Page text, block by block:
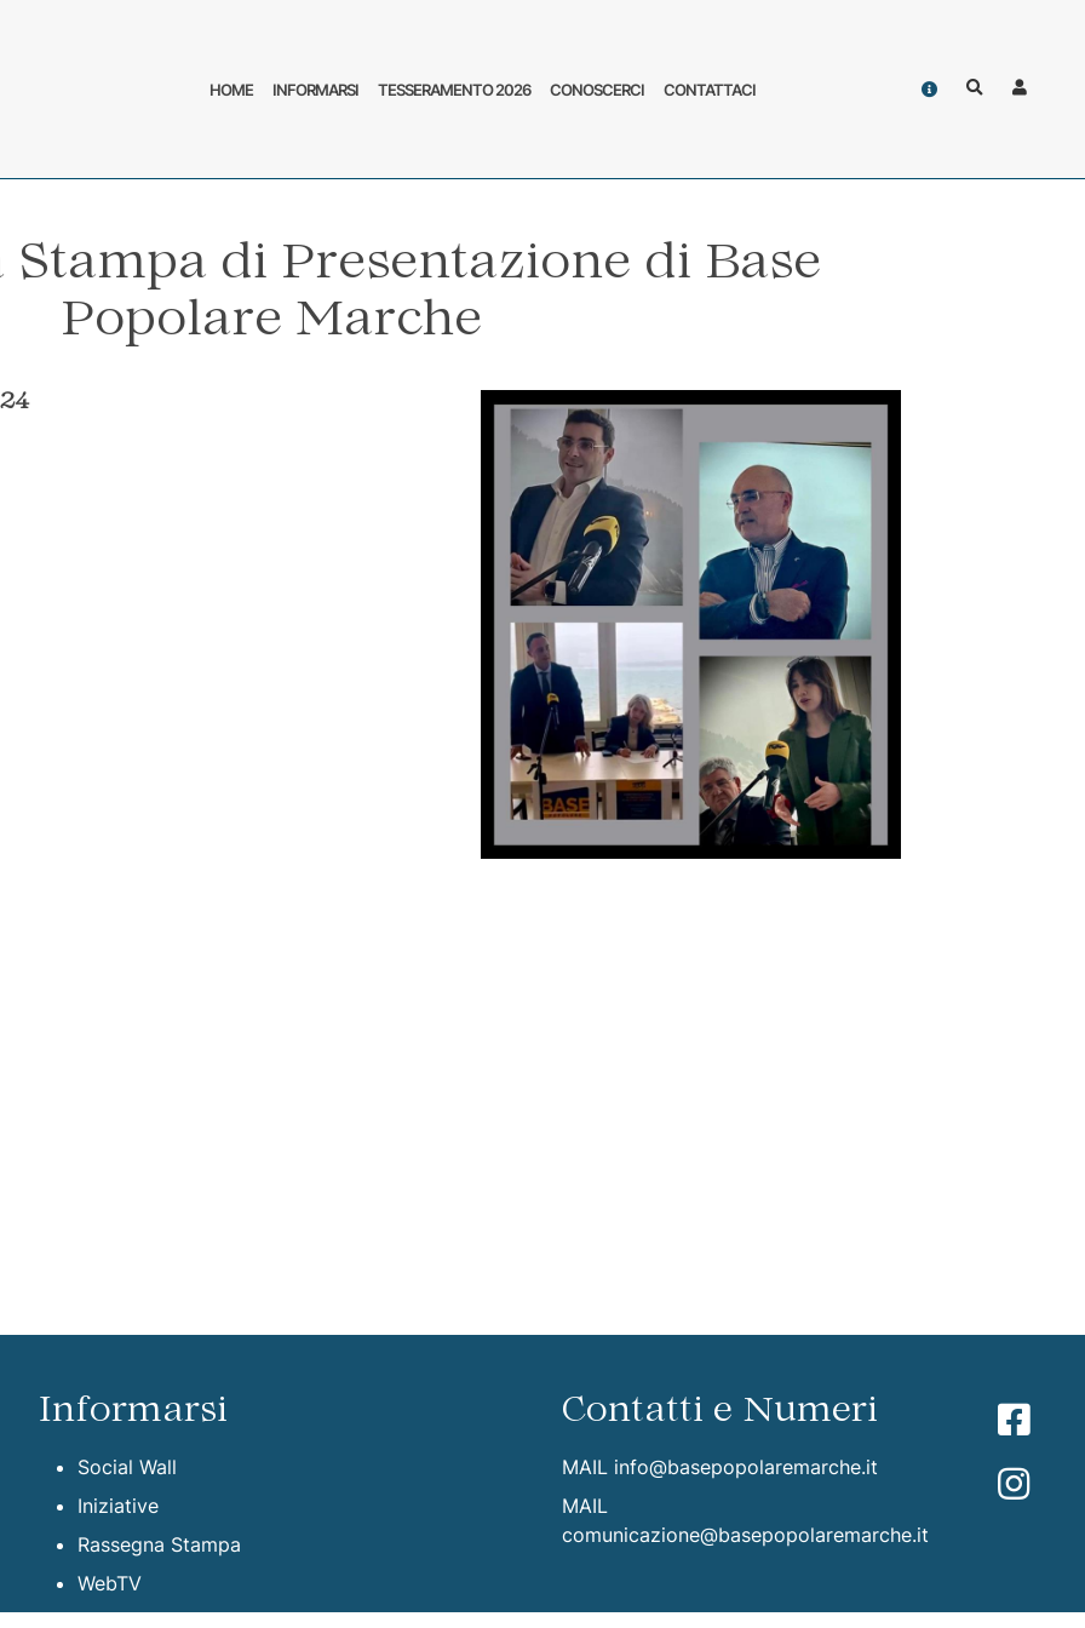
HOME INFORMARSI TESSERAMENTO 2026 CONOSCERCI CONTATTACI ContattiCerca
Stampa di Presentazione di Base
Popolare Marche
Informarsi
Social Wall
Iniziative
Rassegna Stampa
WebTV
Contatti e Numeri
MAIL info@basepopolaremarche.it
MAIL
comunicazione@basepopolaremarche.it